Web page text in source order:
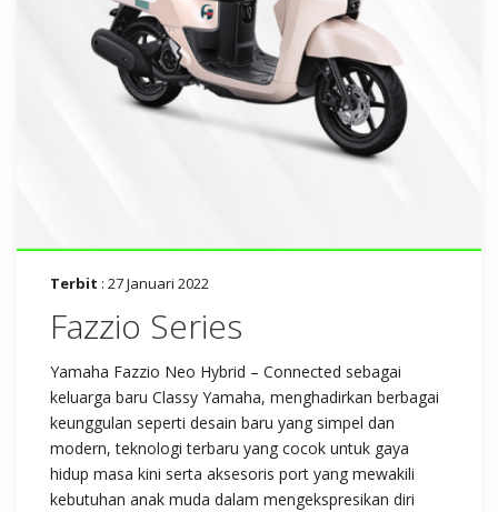
Terbit : 27 Januari 2022
Fazzio Series
Yamaha Fazzio Neo Hybrid – Connected sebagai
keluarga baru Classy Yamaha, menghadirkan berbagai
keunggulan seperti desain baru yang simpel dan
modern, teknologi terbaru yang cocok untuk gaya
hidup masa kini serta aksesoris port yang mewakili
kebutuhan anak muda dalam mengekspresikan diri